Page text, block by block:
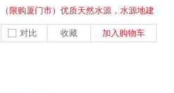
（限购厦门市）优质天然水源，水源地建
厂，水源地灌装，每一滴水，都有它的源
头
对比 收藏 加入购物车